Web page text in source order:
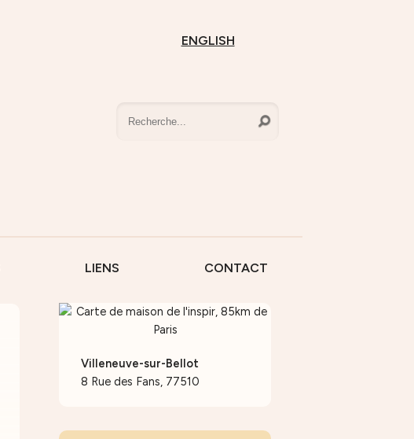
ENGLISH
LIENS CONTACT
Villeneuve-sur-Bellot
8 Rue des Fans, 77510